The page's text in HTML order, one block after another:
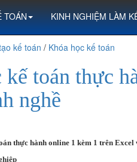
TOÁN KINH NGHIỆM LÀM
kế toán / Khóa học kế toán
kế toán thực
nghề
thực hành online 1 kèm 1 trên